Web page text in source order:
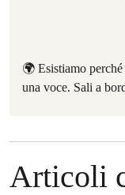
🌍 Esistiamo
una voce. Sali a
Articoli